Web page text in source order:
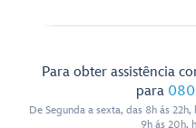
Para obter assistência
para
De Segunda a sexta, das 8h ás
9h ás 20h,